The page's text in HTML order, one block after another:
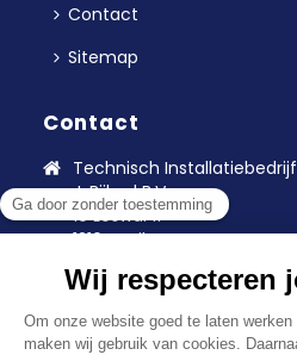
Contact
Sitemap
Contact
Technisch Installatiebedrijf
J. Bijlard B.V.
1e Loswal 11
1216BA Hilversum
035-6244800
info@bijlardbv.nl
KvK: 32005117